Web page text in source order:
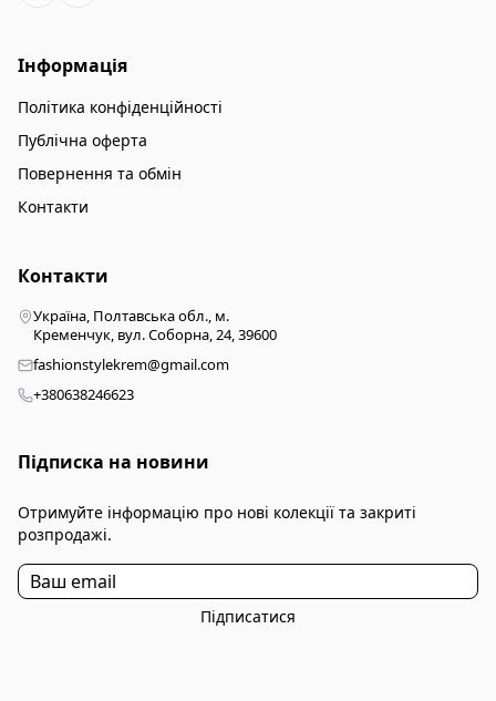
Інформація
Політика конфіденційності
Публічна оферта
Повернення та обмін
Контакти
Контакти
Україна, Полтавська обл., м.
Кременчук, вул. Соборна, 24, 39600
fashionstylekrem@gmail.com
+380638246623
Підписка на новини
Отримуйте інформацію про нові колекції та закриті
розпродажі.
Підписатися